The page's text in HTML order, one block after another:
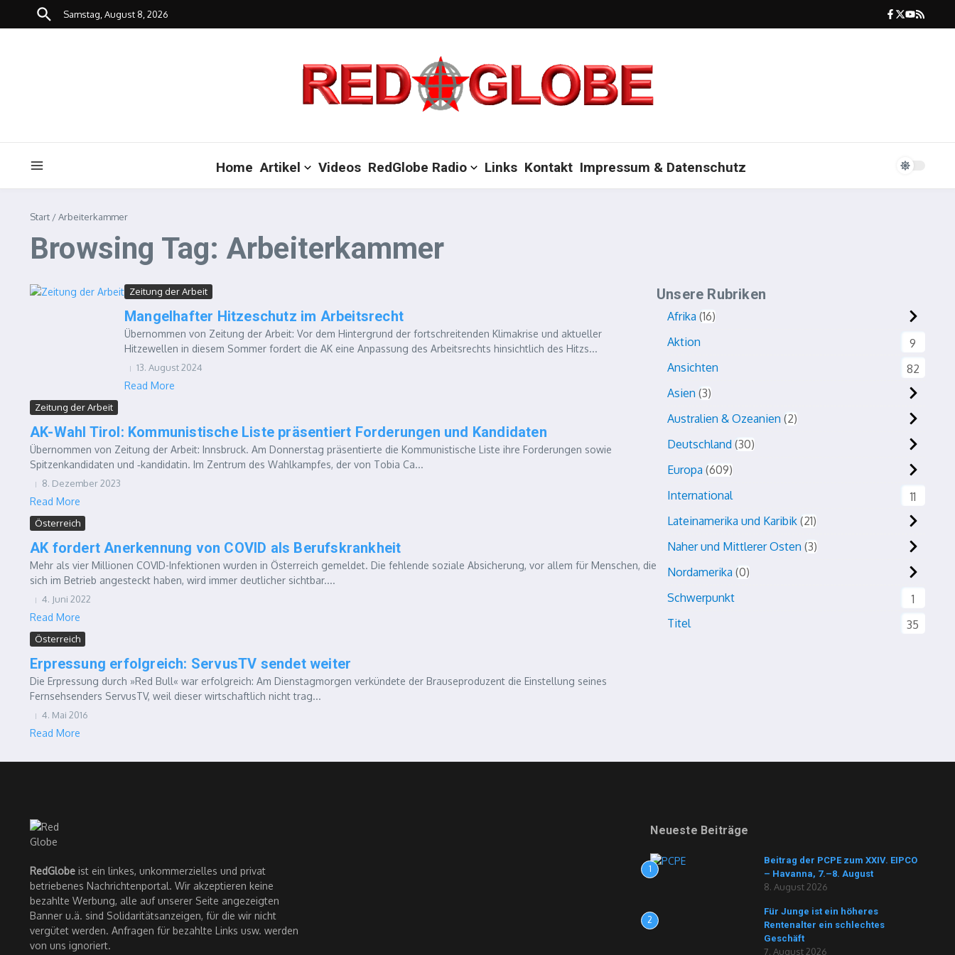
Zum Inhalt springen
Samstag, August 8, 2026
Home Artikel Videos RedGlobe Radio Links Kontakt Impressum & Datenschutz
Start /Arbeiterkammer
Browsing Tag: Arbeiterkammer
Zeitung der Arbeit
Mangelhafter Hitzeschutz im Arbeitsrecht
Übernommen von Zeitung der Arbeit: Vor dem Hintergrund der fortschreitenden Klimakrise und aktueller
Hitzewellen in diesem Sommer fordert die AK eine Anpassung des Arbeitsrechts hinsichtlich des Hitzs...
13. August 2024
Read More
Zeitung der Arbeit
AK-Wahl Tirol: Kommunistische Liste präsentiert Forderungen und Kandidaten
Übernommen von Zeitung der Arbeit: Innsbruck. Am Donnerstag präsentierte die Kommunistische Liste ihre Forderungen sowie
Spitzenkandidaten und ‑kandidatin. Im Zentrum des Wahlkampfes, der von Tobia Ca...
8. Dezember 2023
Read More
Österreich
AK fordert Anerkennung von COVID als Berufskrankheit
Mehr als vier Millionen COVID-Infektionen wurden in Österreich gemeldet. Die fehlende soziale Absicherung, vor allem für Menschen, die
sich im Betrieb angesteckt haben, wird immer deutlicher sichtbar....
4. Juni 2022
Read More
Österreich
Erpressung erfolgreich: ServusTV sendet weiter
Die Erpressung durch »Red Bull« war erfolgreich: Am Dienstagmorgen verkündete der Brauseproduzent die Einstellung seines
Fernsehsenders ServusTV, weil dieser wirtschaftlich nicht trag...
4. Mai 2016
Read More
Unsere Rubriken
Afrika 16
Aktion
9
Ansichten
82
Asien 3
Australien & Ozeanien 2
Deutschland 30
Europa 609
International
11
Lateinamerika und Karibik 21
Naher und Mittlerer Osten 3
Nordamerika 0
Schwerpunkt
1
Titel
35
RedGlobe ist ein linkes, unkommerzielles und privat
betriebenes Nachrichtenportal. Wir akzeptieren keine
bezahlte Werbung, alle auf unserer Seite angezeigten
Banner u.ä. sind Solidaritätsanzeigen, für die wir nicht
vergütet werden. Anfragen für bezahlte Links usw. werden
von uns ignoriert.
Neueste Beiträge
1
Beitrag der PCPE zum XXIV. EIPCO
– Havanna, 7.–8. August
8. August 2026
2
Für Junge ist ein höheres
Rentenalter ein schlechtes
Geschäft
7. August 2026